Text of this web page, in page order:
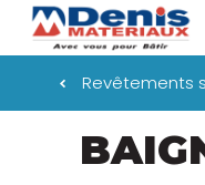
Revêtements